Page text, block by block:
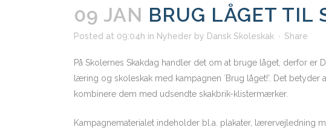
09 JAN BRUG LÅGET TIL
Posted at 09:04h in Nyheder by Dansk Skoleskak Share
På Skolernes Skakdag handler det om at bruge låget, derfor er
læring og skoleskak med kampagnen ´Brug låget!’. Det
kombinere dem med udsendte skakbrik-klistermærker.
Kampagnematerialet indeholder bl.a. plakater, lærervejledning